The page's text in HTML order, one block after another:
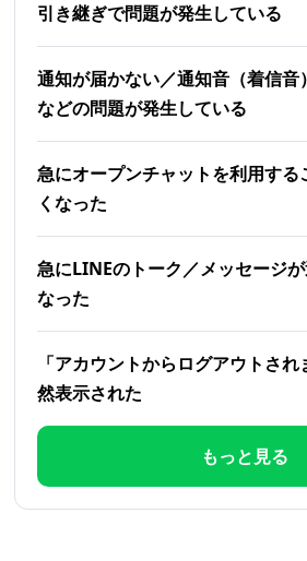
引き継ぎで問題が発生している
通知が届かない／通知音（着信音
などの問題が発生している
急にオープンチャットを利用する
くなった
急にLINEのトーク／メッセージが
なった
「アカウントからログアウトさ
然表示された
もっと見る